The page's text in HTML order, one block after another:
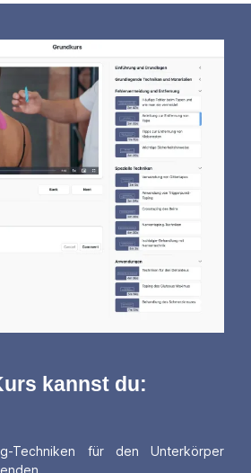
kannst du:
Techniken für den Unterkörper